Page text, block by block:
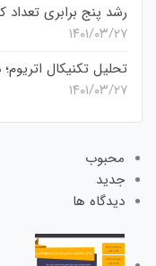
رشد پنج برابری تعداد
۱۴۰۱/۰۳/۲۷
تحلیل تکنیکال اتریوم؛ دوشنبه
۱۴۰۱/۰۳/۲۷
محبوب
جدید
دیدگاه ها